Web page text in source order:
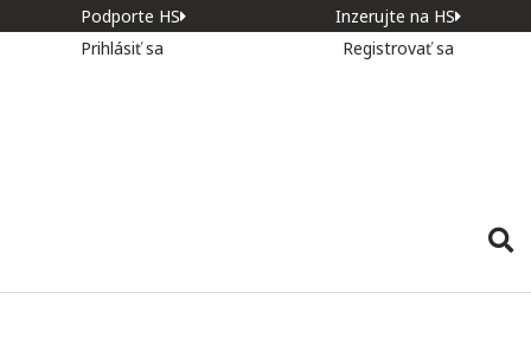
Podporte HS
Inzerujte na HS
Prihlásiť sa
Registrovať sa